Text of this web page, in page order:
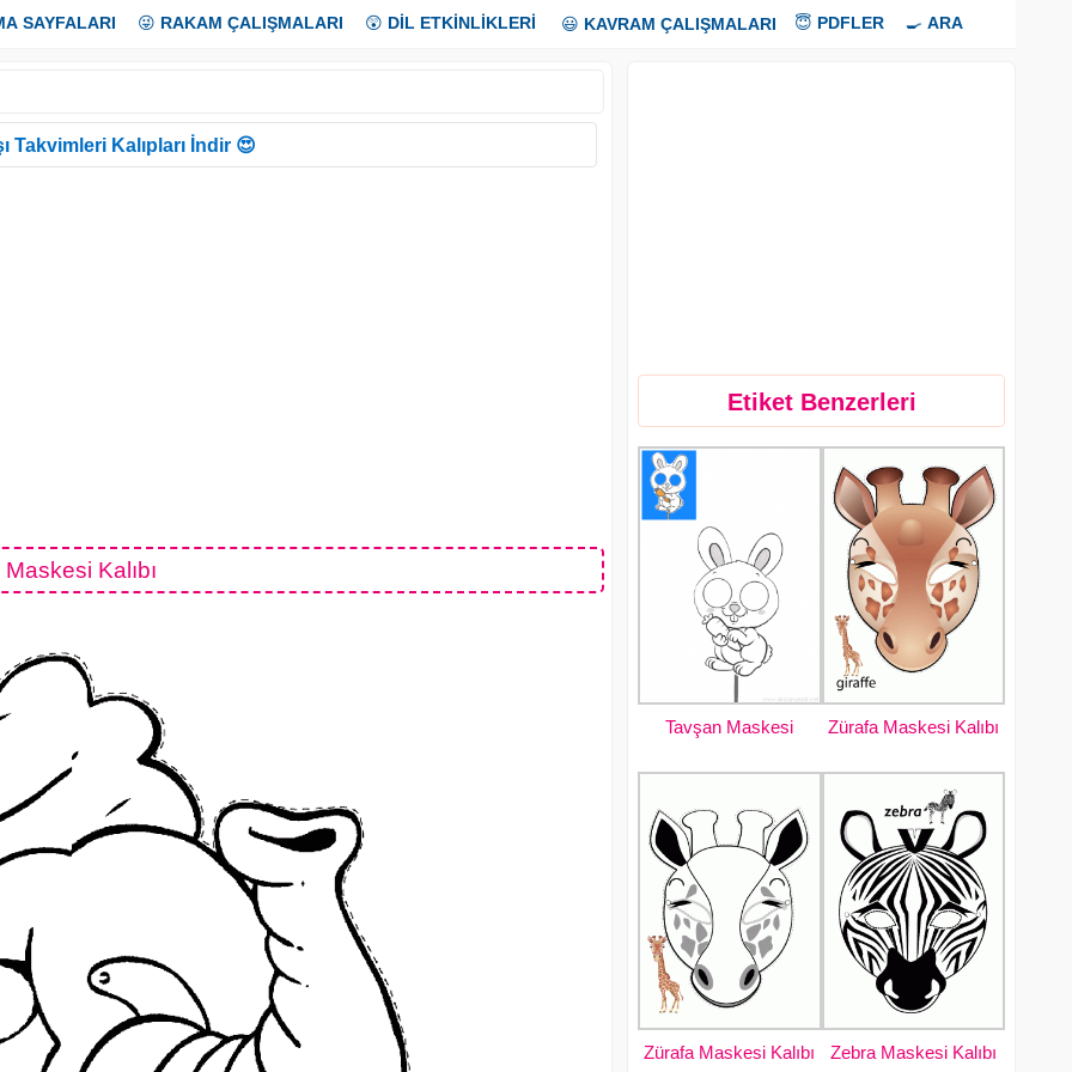
SAYFALARI 😜 RAKAM ÇALIŞMALARI 😲 DİL ETKİNLİKLERİ 😃 KAVRAM ÇALIŞMALARI 😇 PDFLER 🍳 ARA
Takvimleri Kalıpları İndir 😍
Kalıbı
Etiket Benzerleri
Tavşan Maskesi Zürafa Maskesi Kalıbı
Zürafa Maskesi Kalıbı Zebra Maskesi Kalıbı